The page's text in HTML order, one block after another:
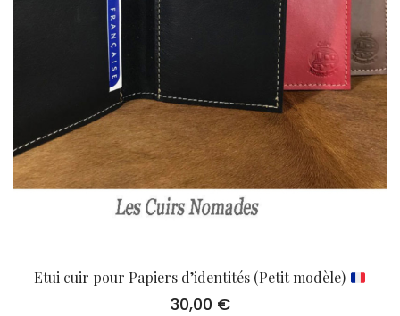
Etui cuir pour Papiers d’identités (Petit modèle)
30,00 €